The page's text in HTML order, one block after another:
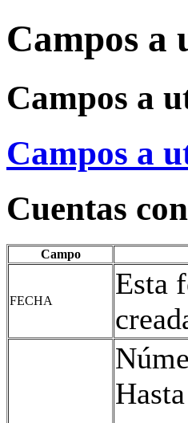
Campos a
Campos a
Campos a
Cuentas
Campo
FECHA
Esta